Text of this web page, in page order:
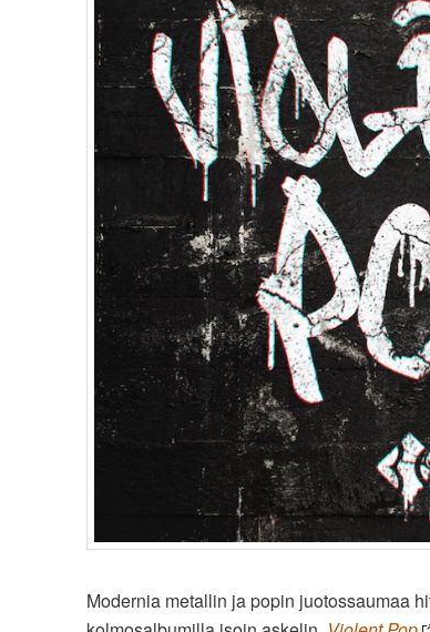
Modernia metallin ja popin juotossaumaa